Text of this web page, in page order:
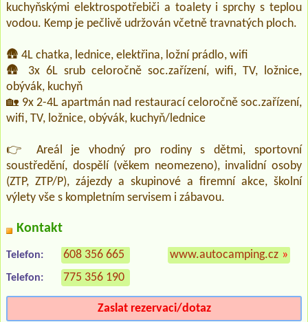
kuchyňskými elektrospotřebiči a toalety i sprchy s teplou
vodou. Kemp je pečlivě udržován včetně travnatých ploch.
🛖 4L chatka, lednice, elektřina, ložní prádlo, wifi
🛖 3x 6L srub celoročně soc.zařízení, wifi, TV, ložnice,
obývák, kuchyň
🏡 9x 2-4L apartmán nad restaurací celoročně soc.zařízení,
wifi, TV, ložnice, obývák, kuchyň/lednice
👉 Areál je vhodný pro rodiny s dětmi, sportovní
soustředění, dospělí (věkem neomezeno), invalidní osoby
(ZTP, ZTP/P), zájezdy a skupinové a firemní akce, školní
výlety vše s kompletním servisem i zábavou.
Kontakt
Telefon: 608 356 665
Telefon: 775 356 190
www.autocamping.cz »
Zaslat rezervaci/dotaz